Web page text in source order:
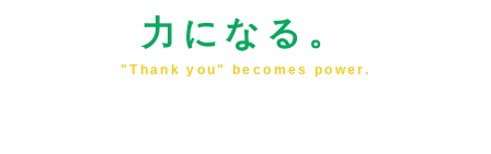
力になる。
"Thank you" becomes power.